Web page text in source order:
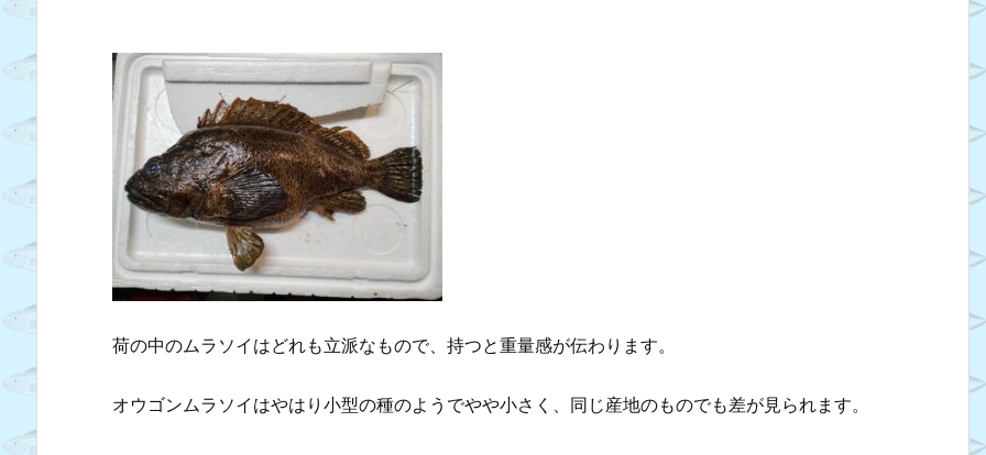
荷の中のムラソイはどれも立派なもので、持つと重量感が伝わります。
オウゴンムラソイはやはり小型の種のようでやや小さく、同じ産地のものでも差が見られます。